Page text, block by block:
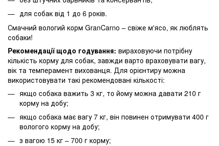
для собак від 1 до 6 років.
Смачний вологий корм GranCarno – свіже м'ясо, як люблять
собаки!
Рекомендації щодо годування: вираховуючи потрібну
кількість корму для собак, завжди варто враховувати вагу,
вік та темперамент вихованця. Для орієнтиру можна
використовувати такі рекомендовані кількості:
якщо собака важить 3 кг, то йому можна давати 210 г
корму на добу;
якщо собака має вагу 7 кг, він повинен отримувати 400 г
вологого корму на добу;
з вагою 15 кг – 700 г корму;